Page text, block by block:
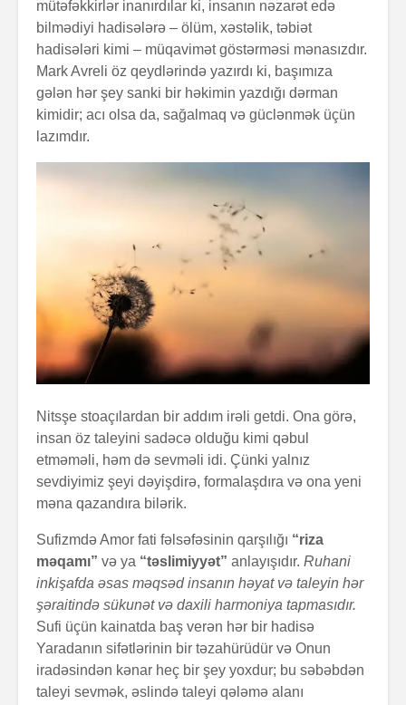
mütəfəkkirlər inanırdılar ki, insanın nəzarət edə
bilmədiyi hadisələrə – ölüm, xəstəlik, təbiət
hadisələri kimi – müqavimət göstərməsi mənasızdır.
Mark Avreli öz qeydlərində yazırdı ki, başımıza
gələn hər şey sanki bir həkimin yazdığı dərman
kimidir; acı olsa da, sağalmaq və güclənmək üçün
lazımdır.
Nitsşe stoaçılardan bir addım irəli getdi. Ona görə,
insan öz taleyini sadəcə olduğu kimi qəbul
etməməli, həm də sevməli idi. Çünki yalnız
sevdiyimiz şeyi dəyişdirə, formalaşdıra və ona yeni
məna qazandıra bilərik.
Sufizmdə Amor fati fəlsəfəsinin qarşılığı “riza
məqamı” və ya “təslimiyyət” anlayışıdır. Ruhani
inkişafda əsas məqsəd insanın həyat və taleyin hər
şəraitində sükunət və daxili harmoniya tapmasıdır.
Sufi üçün kainatda baş verən hər bir hadisə
Yaradanın sifətlərinin bir təzahürüdür və Onun
iradəsindən kənar heç bir şey yoxdur; bu səbəbdən
taleyi sevmək, əslində taleyi qələmə alanı
qocanın hekayəti
Problem nədədir?
Zaman keçir,